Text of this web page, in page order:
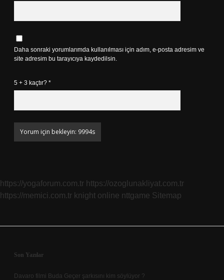
Daha sonraki yorumlarımda kullanılması için adım, e-posta adresim ve
site adresim bu tarayıcıya kaydedilsin.
5 + 3 kaçtır? *
https://yogaforum.com.tr https://ozoglunakliyat.com.tr
https://memici.com.tr knight online nttgame Sitemap
Sidebar
Son Yazılar
Davaro filmi Buda Geçer şarkısını kim söylüyor ?